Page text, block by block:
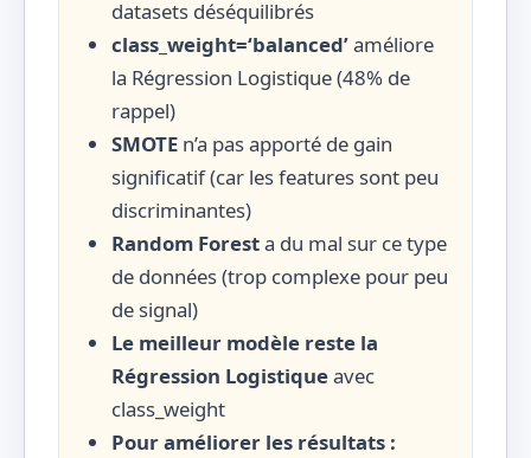
datasets déséquilibrés
class_weight=‘balanced’améliore
la Régression Logistique (48% de
rappel)
SMOTE n’a pas apporté de gain
significatif (car les features sont peu
discriminantes)
Random Foresta du mal sur ce type
de données (trop complexe pour peu
de signal)
Le meilleur modèle reste la
Régression Logistiqueavec
class_weight
Pour améliorer les résultats :